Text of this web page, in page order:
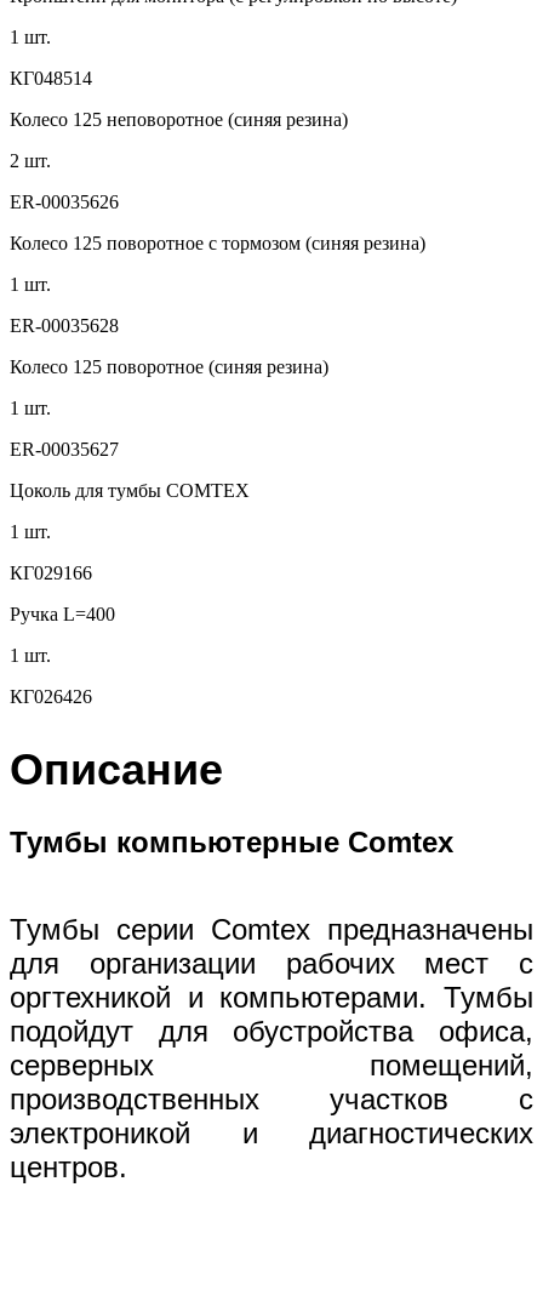
1 шт.
КГ048514
Колесо 125 неповоротное (синяя резина)
2 шт.
ER-00035626
Колесо 125 поворотное с тормозом (синяя резина)
1 шт.
ER-00035628
Колесо 125 поворотное (синяя резина)
1 шт.
ER-00035627
Цоколь для тумбы COMTEX
1 шт.
КГ029166
Ручка L=400
1 шт.
КГ026426
Описание
Тумбы компьютерные Comtex
Тумбы серии Comtex предназначены
для организации рабочих мест с
оргтехникой и компьютерами. Тумбы
подойдут для обустройства офиса,
серверных помещений,
производственных участков с
электроникой и диагностических
центров.